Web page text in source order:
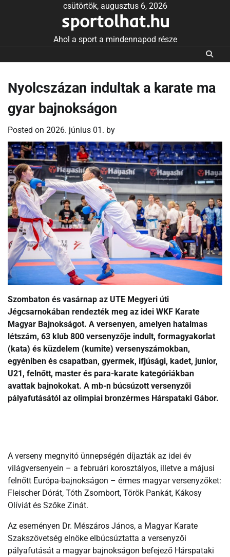
csütörtök, augusztus 6, 2026
sportolhat.hu
Ahol a sport a mindennapod része
Nyolcszázan indultak a karate ma
gyar bajnokságon
Posted on 2026. június 01. by
Szombaton és vasárnap az UTE Megyeri úti
Jégcsarnokában rendezték meg az idei WKF Karate
Magyar Bajnokságot. A versenyen, amelyen hatalmas
létszám, 63 klub 800 versenyzője indult, formagyakorlat
(kata) és küzdelem (kumite) versenyszámokban,
egyéniben és csapatban, gyermek, ifjúsági, kadet, junior,
U21, felnőtt, master és para-karate kategóriákban
avattak bajnokokat. A mb-n búcsúzott versenyzői
pályafutásától az olimpiai bronzérmes Hárspataki Gábor.
A verseny megnyitó ünnepségén díjazták az idei év
világversenyein – a februári korosztályos, illetve a májusi
felnőtt Európa-bajnokságon – érmes magyar versenyzőket:
Fleischer Dórát, Tóth Zsombort, Török Pankát, Kákosy
Olíviát és Szőke Zinát.
Az eseményen Dr. Mészáros János, a Magyar Karate
Szakszövetség elnöke elbúcsúztatta a versenyzői
pályafutását a magyar bajnokságon befejező Hárspataki